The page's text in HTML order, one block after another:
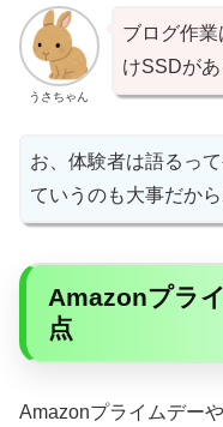
うさちゃん
ブログ作
けSSDがあ
お、体験者は語るっ
ていうのも大事だから
Amazonプラ
点
Amazonプライムデー